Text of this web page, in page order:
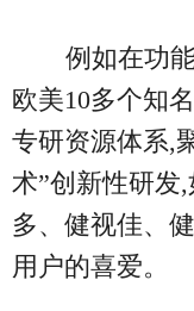
例如在功
欧美10多个知
专研资源体系,
术”创新性研发
多、健视佳、
用户的喜爱。